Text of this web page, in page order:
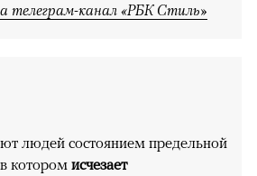
телеграм-канал «РБК Стиль»
людей состоянием предельной
которомисчезает